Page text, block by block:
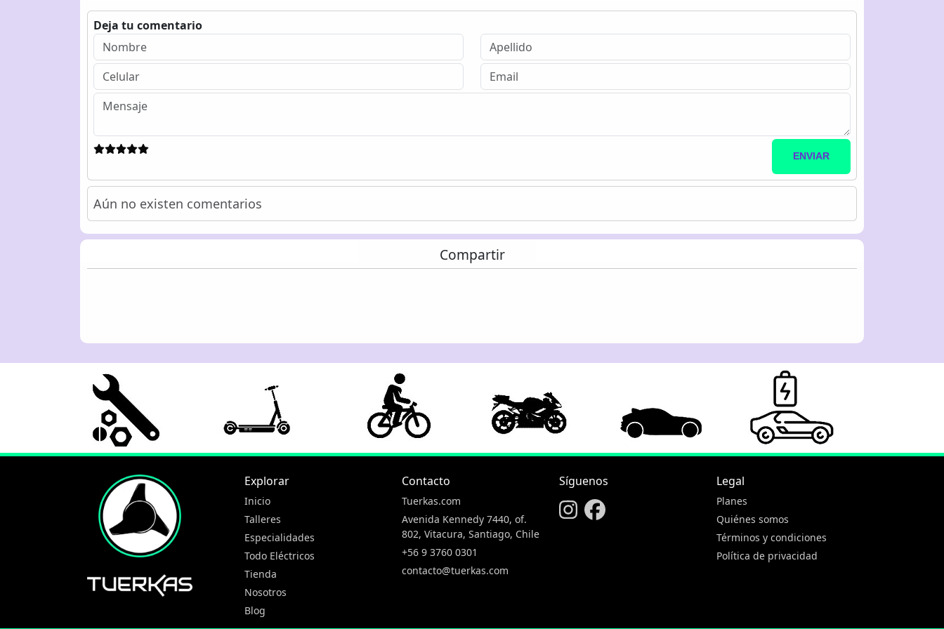
Deja tu comentario
ENVIAR
Aún no existen comentarios
Compartir
Explorar
Inicio
Talleres
Especialidades
Todo Eléctricos
Tienda
Nosotros
Blog
Contacto
Tuerkas.com
Avenida Kennedy 7440, of.
802, Vitacura, Santiago, Chile
+56 9 3760 0301
contacto@tuerkas.com
Síguenos Legal
Planes
Quiénes somos
Términos y condiciones
Política de privacidad